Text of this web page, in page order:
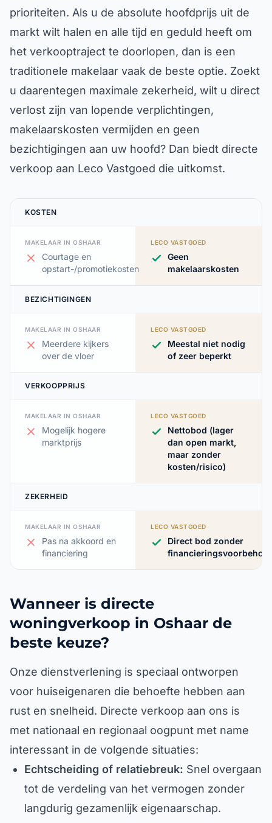
prioriteiten. Als u de absolute hoofdprijs uit de
markt wilt halen en alle tijd en geduld heeft om
het verkooptraject te doorlopen, dan is een
traditionele makelaar vaak de beste optie. Zoekt
u daarentegen maximale zekerheid, wilt u direct
verlost zijn van lopende verplichtingen,
makelaarskosten vermijden en geen
bezichtigingen aan uw hoofd? Dan biedt directe
verkoop aan Leco Vastgoed die uitkomst.
KOSTEN
MAKELAAR IN OSHAAR
Courtage en
opstart-/promotiekosten
LECO VASTGOED
Geen
makelaarskosten
BEZICHTIGINGEN
MAKELAAR IN OSHAAR
Meerdere kijkers
over de vloer
LECO VASTGOED
Meestal niet nodig
of zeer beperkt
VERKOOPPRIJS
MAKELAAR IN OSHAAR
Mogelijk hogere
marktprijs
LECO VASTGOED
Nettobod (lager
dan open markt,
maar zonder
kosten/risico)
ZEKERHEID
MAKELAAR IN OSHAAR
Pas na akkoord en
financiering
LECO VASTGOED
Direct bod zonder
Wanneer is directe
woningverkoop in Oshaar de
beste keuze?
Onze dienstverlening is speciaal ontworpen
voor huiseigenaren die behoefte hebben aan
rust en snelheid. Directe verkoop aan ons is
met nationaal en regionaal oogpunt met name
interessant in de volgende situaties:
Echtscheiding of relatiebreuk: Snel overgaan
tot de verdeling van het vermogen zonder
langdurig gezamenlijk eigenaarschap.